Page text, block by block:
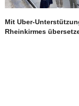
Mit Uber-
Rheinkirmes